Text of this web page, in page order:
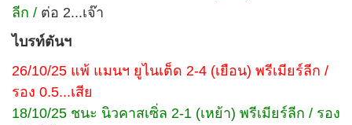
ลีก / ต่อ 2...เจ๊า
ไบรท์ตันฯ
26/10/25 แพ้ แมนฯ ยูไนเต็ด 2-4 (เยือน) พรีเมียร์ลีก /
รอง 0.5...เสีย
18/10/25 ชนะ นิวคาสเซิ่ล 2-1 (เหย้า) พรีเมียร์ลีก / รอง